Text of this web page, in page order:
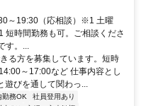
～19:30（応相談）※1 土曜
時間勤務も可。ご相談くださ
。...
る方を募集しています。短時
～17:00など 仕事内容とし
びを通して関わっ...
勤務OK
社員登用あり